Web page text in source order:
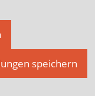
speichern